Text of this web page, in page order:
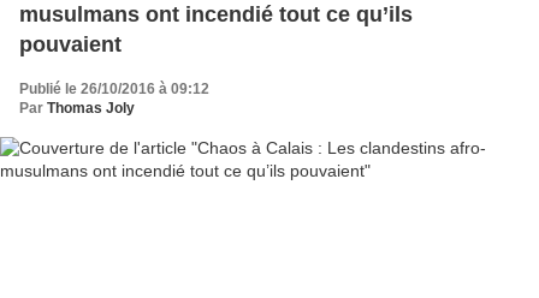
musulmans ont incendié tout ce qu’ils
pouvaient
Publié le 26/10/2016 à 09:12
Par Thomas Joly